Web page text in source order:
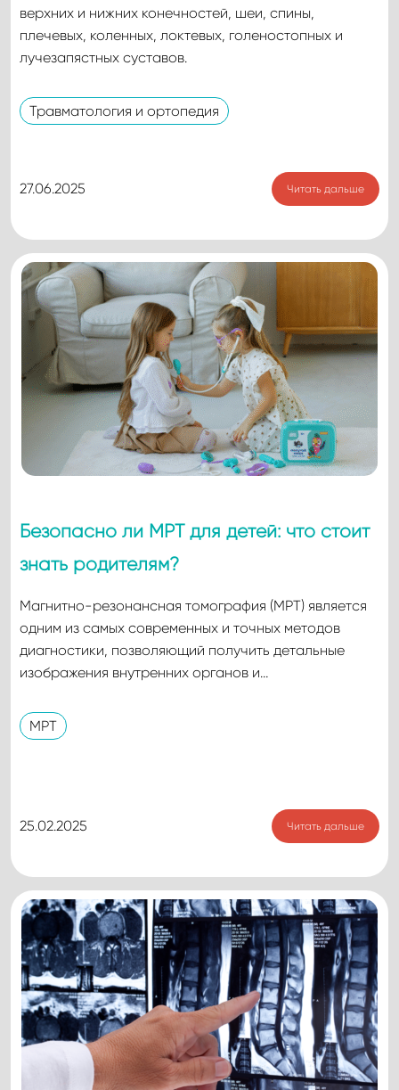
верхних и нижних конечностей, шеи, спины,
плечевых, коленных, локтевых, голеностопных и
лучезапястных суставов.
Травматология и ортопедия
27.06.2025 Читать дальше
Безопасно ли МРТ для детей: что стоит
знать родителям?
Магнитно-резонансная томография (МРТ) является
одним из самых современных и точных методов
диагностики, позволяющий получить детальные
изображения внутренних органов и…
МРТ
25.02.2025 Читать дальше